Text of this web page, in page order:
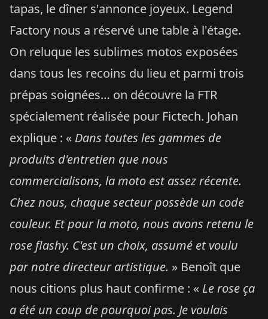
tapas, le dîner s'annonce joyeux. Legend
Factory nous a réservé une table à l'étage.
On reluque les sublimes motos exposées
dans tous les recoins du lieu et parmi trois
prépas soignées… on découvre la FTR
spécialement réalisée pour Fictech. Johan
explique : « Dans toutes les gammes de
produits d'entretien que nous
commercialisons, la moto est assez récente.
Chez nous, chaque secteur possède un code
couleur. Et pour la moto, nous avons retenu le
rose flashy. C'est un choix, assumé et voulu
par notre directeur artistique. » Benoît que
nous citions plus haut confirme : « Le rose ça
a été un coup de pourquoi pas. Je voulais